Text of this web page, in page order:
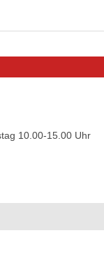
10.00-15.00 Uhr